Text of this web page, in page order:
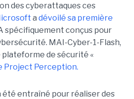
des cyberattaques ces
a dévoilé sa première
spécifiquement conçus pour
MAI-Cyber-1-Flash,
plateforme de sécurité «
Project Perception.
été entraîné pour réaliser des